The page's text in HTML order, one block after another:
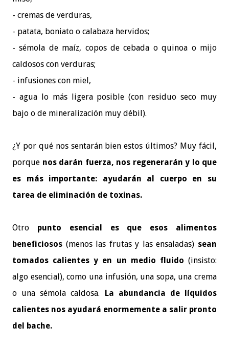
- cremas de verduras,
- patata, boniato o calabaza hervidos;
- sémola de maíz, copos de cebada o quinoa o mijo
caldosos con verduras;
- infusiones con miel,
- agua lo más ligera posible (con residuo seco muy
bajo o de mineralización muy débil).
¿Y por qué nos sentarán bien estos últimos? Muy fácil,
porque nos darán fuerza, nos regenerarán y lo que
es más importante: ayudarán al cuerpo en su
tarea de eliminación de toxinas.
Otro punto esencial es que esos alimentos
beneficiosos (menos las frutas y las ensaladas) sean
tomados calientes y en un medio fluido (insisto:
algo esencial), como una infusión, una sopa, una crema
o una sémola caldosa. La abundancia de líquidos
calientes nos ayudará enormemente a salir pronto
del bache.